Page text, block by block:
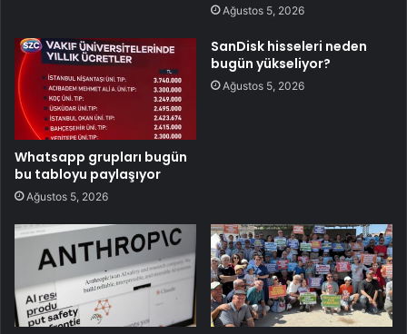
Ağustos 5, 2026
Whatsapp grupları bugün
bu tabloyu paylaşıyor
Ağustos 5, 2026
SanDisk hisseleri neden
bugün yükseliyor?
Ağustos 5, 2026